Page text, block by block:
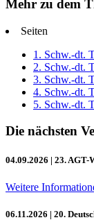
Mehr zu dem
Seiten
1. Schw.-dt.
2. Schw.-dt.
3. Schw.-dt.
4. Schw.-dt.
5. Schw.-dt.
Die nächsten
04.09.2026 | 23. AGT-
Weitere
06.11.2026 | 20.